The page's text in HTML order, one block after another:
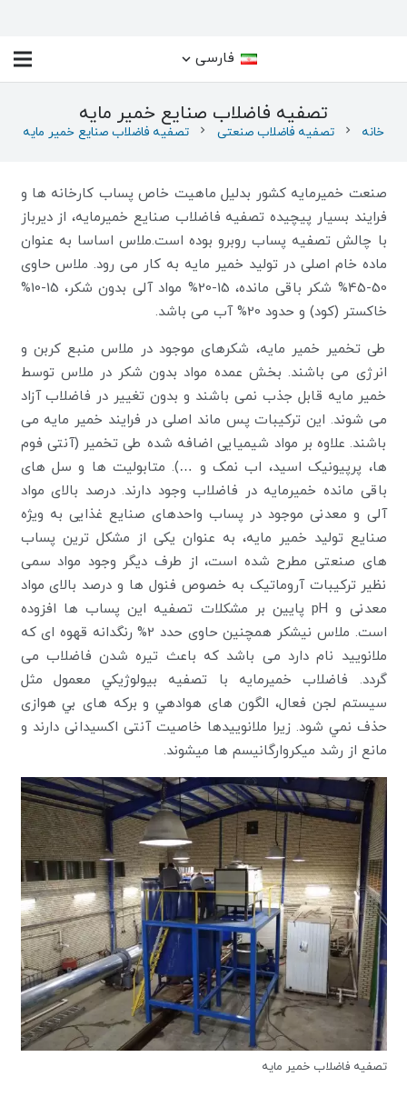
فارسی
تصفیه فاضلاب صنایع خمیر مایه
خانه chevron_right تصفیه فاضلاب صنعتی chevron_right تصفیه فاضلاب صنایع خمیر مایه
صنعت خمیرمایه کشور بدلیل ماهیت خاص پساب کارخانه ها و
فرایند بسیار پیچیده تصفیه فاضلاب صنایع خمیرمایه، از دیرباز
با چالش تصفیه پساب روبرو بوده است.ملاس اساسا به عنوان
ماده خام اصلی در تولید خمیر مایه به کار می رود. ملاس حاوی
50-45% شکر باقی مانده، 15-20% مواد آلی بدون شکر، 15-10%
خاکستر (کود) و حدود 20% آب می باشد.
طی تخمیر خمیر مایه، شکرهای موجود در ملاس منبع کربن و
انرژی می باشند. بخش عمده مواد بدون شکر در ملاس توسط
خمیر مایه قابل جذب نمی باشند و بدون تغییر در فاضلاب آزاد
می شوند. این ترکیبات پس ماند اصلی در فرایند خمیر مایه می
باشند. علاوه بر مواد شیمیایی اضافه شده طی تخمیر (آنتی فوم
ها، پرپیونیک اسید، اب نمک و …). متابولیت ها و سل های
باقی مانده خمیرمایه در فاضلاب وجود دارند. درصد بالای مواد
آلی و معدنی موجود در پساب واحدهای صنایع غذایی به ویژه
صنایع تولید خمیر مایه، به عنوان یکی از مشکل ترین پساب
های صنعتی مطرح شده است، از طرف دیگر وجود مواد سمی
نظیر ترکیبات آروماتیک به خصوص فنول ها و درصد بالای مواد
معدنی و pH پایین بر مشکلات تصفیه این پساب ها افزوده
است. ملاس نیشکر همچنین حاوی حدد 2% رنگدانه قهوه ای که
ملانویید نام دارد می باشد که باعث تیره شدن فاضلاب می
گردد. فاضلاب خمیرمایه با تصفيه بيولوژيکي معمول مثل
سيستم لجن فعال، الگون های هوادهي و برکه های بي هوازی
حذف نمي شود. زیرا ملانوییدها خاصیت آنتی اکسیدانی دارند و
مانع از رشد میکروارگانیسم ها میشوند.
تصفیه فاضلاب خمیر مایه